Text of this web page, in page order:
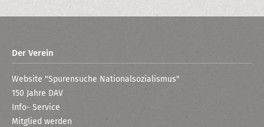
Der Verein
Website "Spurensuche Nationalsozialismus"
150 Jahre DAV
Info- Service
Mitglied werden